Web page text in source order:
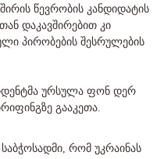
წევრობის კანდიდატის
დაკავშირებით კი
პირობების შესრულების
ურსულა ფონ დერ
გააკეთა.
რომ უკრაინას